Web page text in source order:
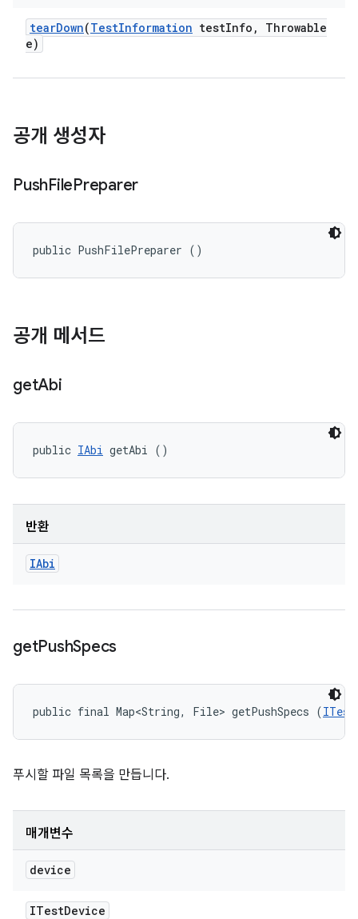
tearDown(TestInformation testInfo ,
Throwable
e)
공개 생성자
PushFilePreparer
public PushFilePreparer ()
공개 메서드
getAbi
public IAbi getAbi ()
반환
IAbi
getPushSpecs
public final Map<String, File> getPushSpecs (
푸시할 파일 목록을 만듭니다.
매개변수
device
ITestDevice